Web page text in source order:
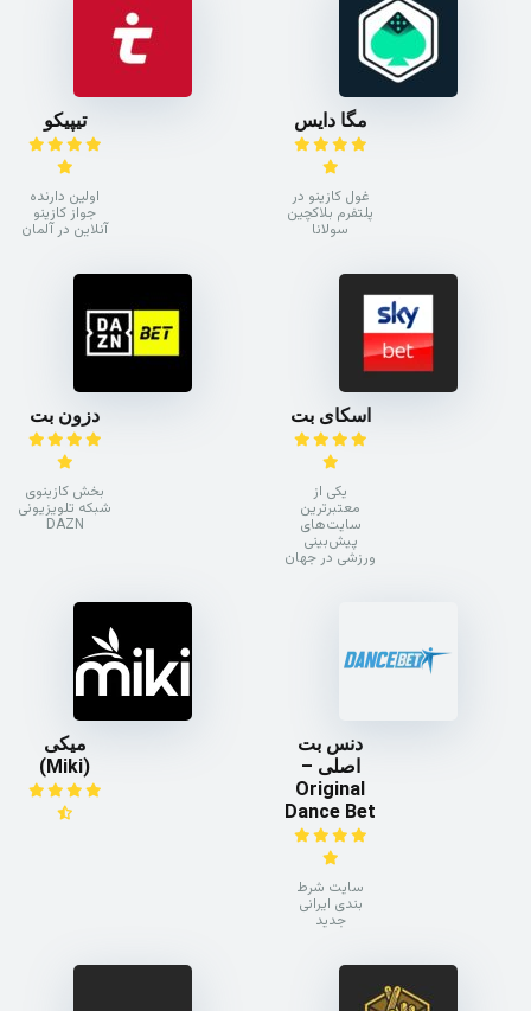
مگا دایس
غول کازینو در
پلتفرم بلاکچین
سولانا
تیپیکو
اولین دارنده
جواز کازینو
آنلاین در آلمان
اسکای بت
یکی از
معتبرترین
سایت‌های
پیش‌بینی
ورزشی در جهان
دزون بت
بخش کازینوی
شبکه تلویزیونی
DAZN
دنس بت
اصلی –
Original
Dance Bet
سایت شرط
بندی ایرانی
جدید
میکی
(Miki)